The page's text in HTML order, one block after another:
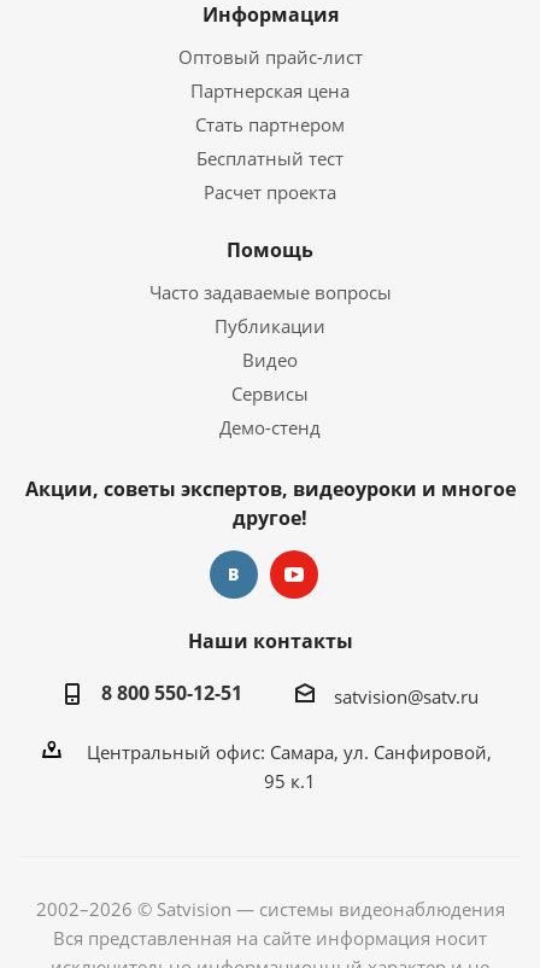
Информация
Оптовый прайс-лист
Партнерская цена
Стать партнером
Бесплатный тест
Расчет проекта
Помощь
Часто задаваемые вопросы
Публикации
Видео
Сервисы
Демо-стенд
Акции, советы экспертов, видеоуроки и многое
другое!
Наши контакты
8 800 550-12-51
satvision@satv.ru
Центральный офис: Самара, ул. Санфировой,
95 к.1
2002–2026 © Satvision — системы видеонаблюдения
Вся представленная на сайте информация носит